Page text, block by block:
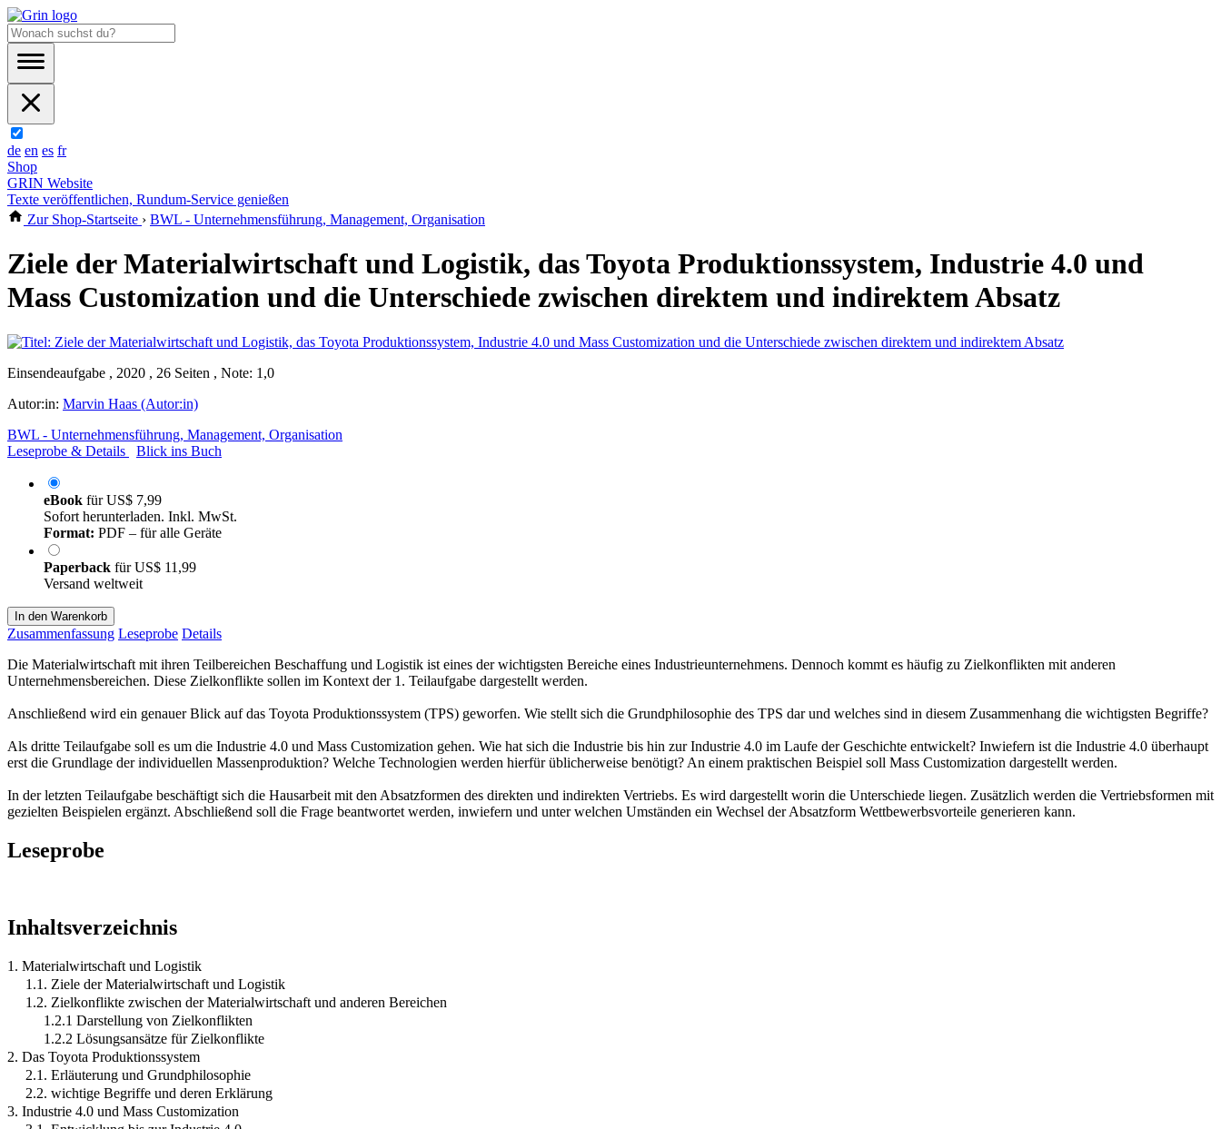
de en es fr
Shop
GRIN Website
Texte veröffentlichen, Rundum-Service genießen
Zur Shop-Startseite › BWL - Unternehmensführung, Management, Organisation
Ziele der Materialwirtschaft und Logistik, das Toyota Produktionssystem, Industrie 4.0 und
Mass Customization und die Unterschiede zwischen direktem und indirektem Absatz
Einsendeaufgabe , 2020 , 26 Seiten , Note: 1,0
Autor:in: Marvin Haas (Autor:in)
BWL - Unternehmensführung, Management, Organisation
Leseprobe & Details
Blick ins Buch
eBook fürUS$ 7,99
Sofort herunterladen. Inkl. MwSt.
Format: PDF – für alle Geräte
Paperback fürUS$ 11,99
Versand weltweit
In den Warenkorb
Zusammenfassung Leseprobe Details
Die Materialwirtschaft mit ihren Teilbereichen Beschaffung und Logistik ist eines der wichtigsten Bereiche eines Industrieunternehmens. Dennoch kommt es häufig zu Zielkonflikten mit anderen
Unternehmensbereichen. Diese Zielkonflikte sollen im Kontext der 1. Teilaufgabe dargestellt werden.
Anschließend wird ein genauer Blick auf das Toyota Produktionssystem (TPS) geworfen. Wie stellt sich die Grundphilosophie des TPS dar und welches sind in diesem Zusammenhang die wichtigsten Begriffe?
Als dritte Teilaufgabe soll es um die Industrie 4.0 und Mass Customization gehen. Wie hat sich die Industrie bis hin zur Industrie 4.0 im Laufe der Geschichte entwickelt? Inwiefern ist die Industrie 4.0 überhaupt
erst die Grundlage der individuellen Massenproduktion? Welche Technologien werden hierfür üblicherweise benötigt? An einem praktischen Beispiel soll Mass Customization dargestellt werden.
In der letzten Teilaufgabe beschäftigt sich die Hausarbeit mit den Absatzformen des direkten und indirekten Vertriebs. Es wird dargestellt worin die Unterschiede liegen. Zusätzlich werden die Vertriebsformen mit
gezielten Beispielen ergänzt. Abschließend soll die Frage beantwortet werden, inwiefern und unter welchen Umständen ein Wechsel der Absatzform Wettbewerbsvorteile generieren kann.
Leseprobe
Inhaltsverzeichnis
1. Materialwirtschaft und Logistik
1.1. Ziele der Materialwirtschaft und Logistik
1.2. Zielkonflikte zwischen der Materialwirtschaft und anderen Bereichen
1.2.1 Darstellung von Zielkonflikten
1.2.2 Lösungsansätze für Zielkonflikte
2. Das Toyota Produktionssystem
2.1. Erläuterung und Grundphilosophie
2.2. wichtige Begriffe und deren Erklärung
3. Industrie 4.0 und Mass Customization